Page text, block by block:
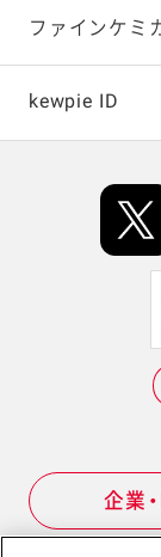
企業
ベジコン
ベジつまレ
ファインケミ
kewpie ID
Hi!
Qummy